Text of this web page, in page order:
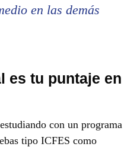
en las demás
es tu puntaje en
con un programa
tipo ICFES como